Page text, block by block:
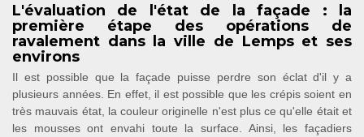
L'évaluation de l'état de la façade : la
première étape des opérations de
ravalement dans la ville de Lemps et ses
environs
Il est possible que la façade puisse perdre son éclat d'il y a
plusieurs années. En effet, il est possible que les crépis soient en
très mauvais état, la couleur originelle n'est plus ce qu'elle était et
les mousses ont envahi toute la surface. Ainsi, les façadiers